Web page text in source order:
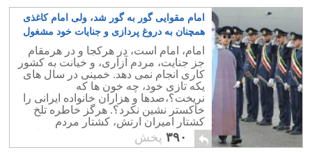
امام مقوایی گور به گور شد، ولی امام کاغذی
همچنان به دروغ پردازی و جنایات خود مشغول
است
امام، امام است، در هرکجا و در هرمقام
جز جنایت، مردم آزاری، و خیانت به کشور
کاری انجام نمی دهد. خمینی در سال های
یکه تازی خود، چه خون ها که
نریخت؟،صدها و هزاران خانواده ایرانی را
خاکستر نشین نکرد؟. هرگز خاطره تلخ
کشتار امیران ارتش، کشتار مردم
کردستان، و یا اعدام درون زندان ها را
نمیوان فراموش کرد.
۳۹۰ پخش